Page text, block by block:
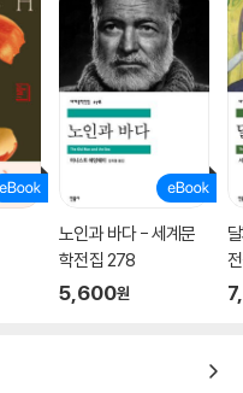
노인과 바다 - 세계문
학전집 278
5,600원